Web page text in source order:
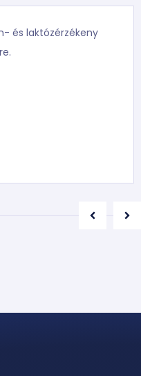
és laktózérzékeny